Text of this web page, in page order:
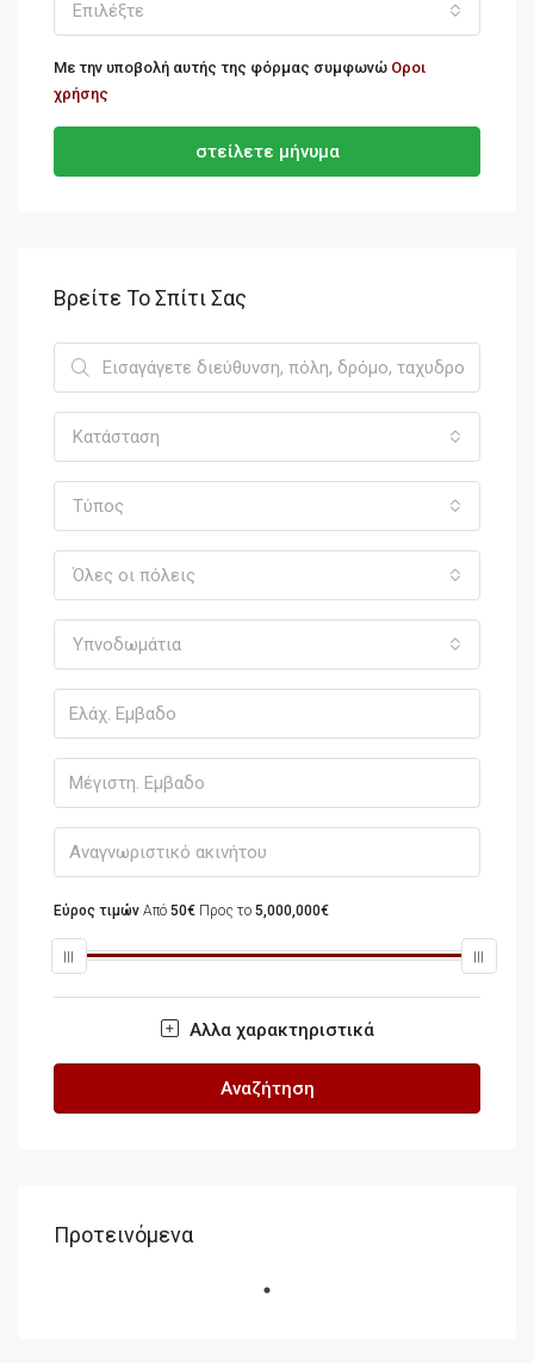
Επιλέξτε
Με την υποβολή αυτής της φόρμας συμφωνώ Οροι
χρήσης
στείλετε μήνυμα
Βρείτε Το Σπίτι Σας
Κατάσταση
Τύπος
Όλες οι πόλεις
Υπνοδωμάτια
Εύρος τιμών Από 50€ Προς το 5,000,000€
Αλλα χαρακτηριστικά
Αναζήτηση
Προτεινόμενα